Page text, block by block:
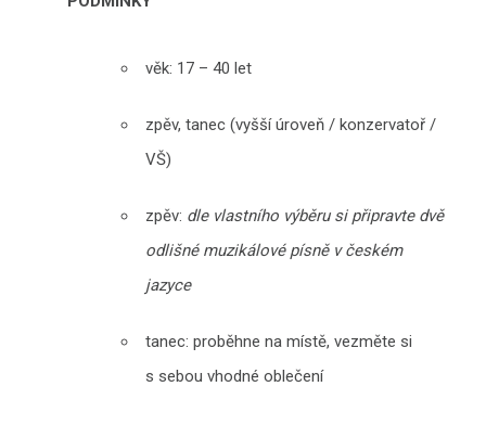
věk: 17 – 40 let
zpěv, tanec (vyšší úroveň / konzervatoř /
VŠ)
zpěv: dle vlastního výběru si připravte dvě
odlišné muzikálové písně v českém
jazyce
tanec: proběhne na místě, vezměte si
s sebou vhodné oblečení